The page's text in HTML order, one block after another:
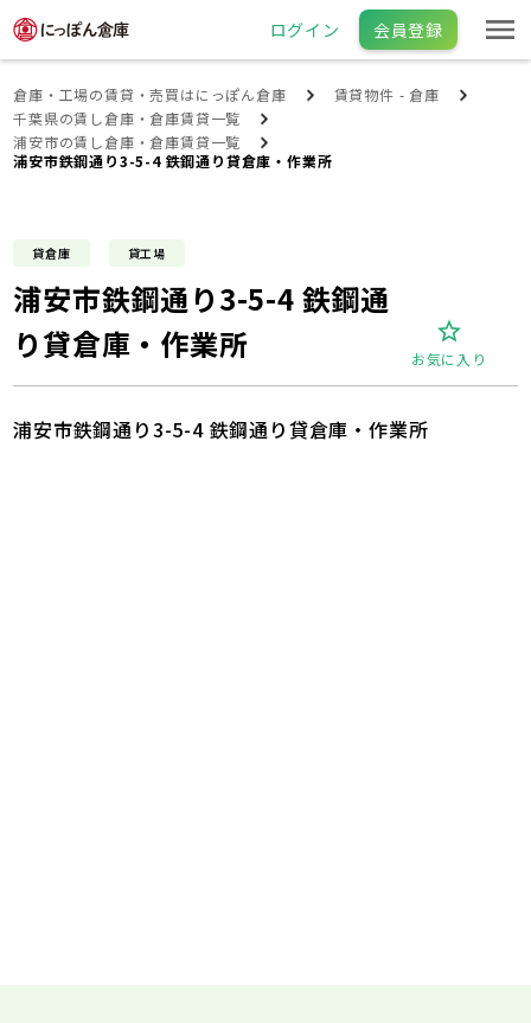
ログイン 会員登録
倉庫・工場の賃貸・売買はにっぽん倉庫
賃貸物件 - 倉庫
千葉県の賃し倉庫・倉庫賃貸一覧
浦安市の賃し倉庫・倉庫賃貸一覧
浦安市鉄鋼通り3-5-4 鉄鋼通り貸倉庫・作業所
貸倉庫 貸工場
浦安市鉄鋼通り3-5-4 鉄鋼通
り貸倉庫・作業所
お気に入り
浦安市鉄鋼通り3-5-4 鉄鋼通り貸倉庫・作業所